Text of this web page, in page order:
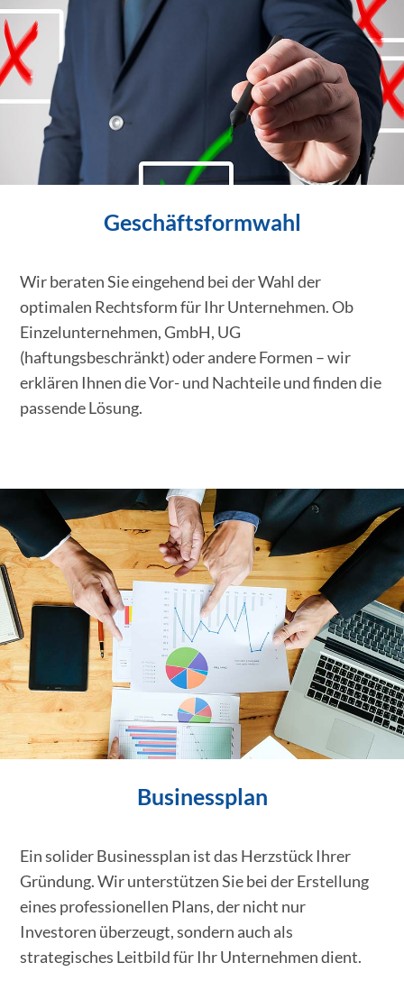
Geschäftsformwahl
Wir beraten Sie eingehend bei der Wahl der
optimalen Rechtsform für Ihr Unternehmen. Ob
Einzelunternehmen, GmbH, UG
(haftungsbeschränkt) oder andere Formen – wir
erklären Ihnen die Vor- und Nachteile und finden die
passende Lösung.
Businessplan
Ein solider Businessplan ist das Herzstück Ihrer
Gründung. Wir unterstützen Sie bei der Erstellung
eines professionellen Plans, der nicht nur
Investoren überzeugt, sondern auch als
strategisches Leitbild für Ihr Unternehmen dient.